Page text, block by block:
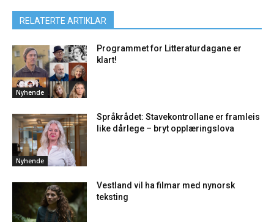
RELATERTE ARTIKLAR
Nyhende
Programmet for Litteraturdagane er
klart!
Nyhende
Språkrådet: Stavekontrollane er framleis
like dårlege – bryt opplæringslova
Vestland vil ha filmar med nynorsk
teksting